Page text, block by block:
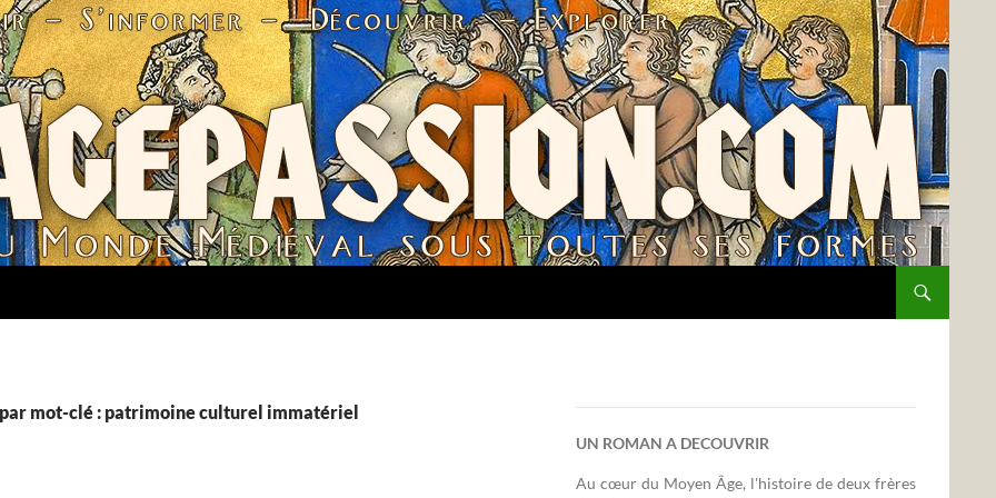
mot-clé : patrimoine culturel immatériel
UN ROMAN A DECOUVRIR
Au cœur du Moyen Âge, l'histoire de deux frères